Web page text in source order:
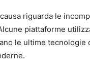
causa riguarda le
piattaforme
le ultime tecnologie